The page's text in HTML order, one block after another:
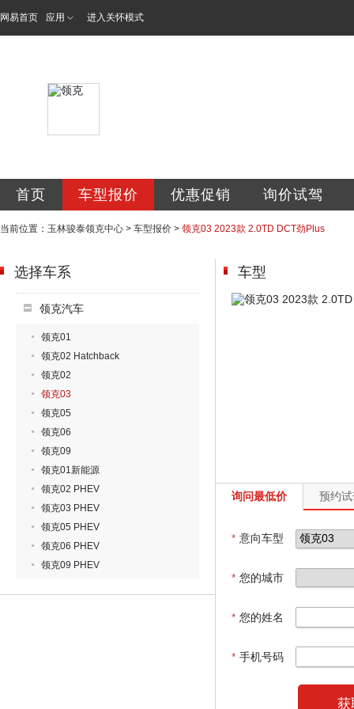
网易首页 应用 进入关怀模式
首页 车型报价 优惠促销 询价试驾
当前位置： 玉林骏泰领克中心 > 车型报价 > 领克03 2023款 2.0TD DCT劲Plus
选择车系
领克汽车
领克01
领克02 Hatchback
领克02
领克03
领克05
领克06
领克09
领克01新能源
领克02 PHEV
领克03 PHEV
领克05 PHEV
领克06 PHEV
领克09 PHEV
车型
询问最低价 预约
* 意向车型
* 您的城市
* 您的姓名
* 手机号码
获